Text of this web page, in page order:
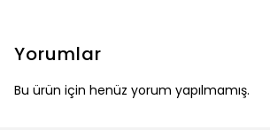
Yorumlar
Bu ürün için henüz yorum yapılmamış.